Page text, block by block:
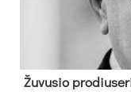
Žu­vu­sio